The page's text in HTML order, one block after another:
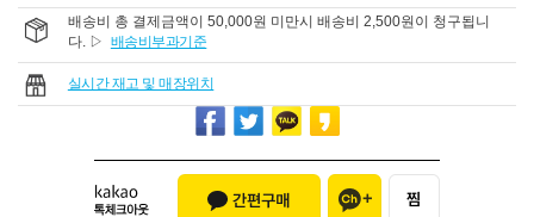
배송비 총 결제금액이 50,000원 미만시 배송비 2,500원이 청구됩니
다. ▷ 배송비부과기준
실시간 재고 및 매장위치